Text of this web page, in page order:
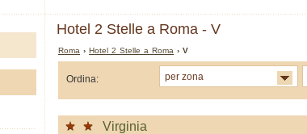
Hotel 2 Stelle a Roma - V
Roma ›Hotel 2 Stelle a Roma › V
Ordina: per zona
Virginia